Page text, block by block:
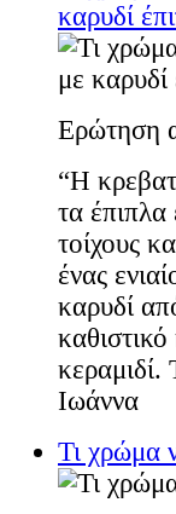
καρυδί
Ερώτηση
“Η
τα
τοίχους
ένας
καρυδί
Ιωάννα
Τι χρώμα